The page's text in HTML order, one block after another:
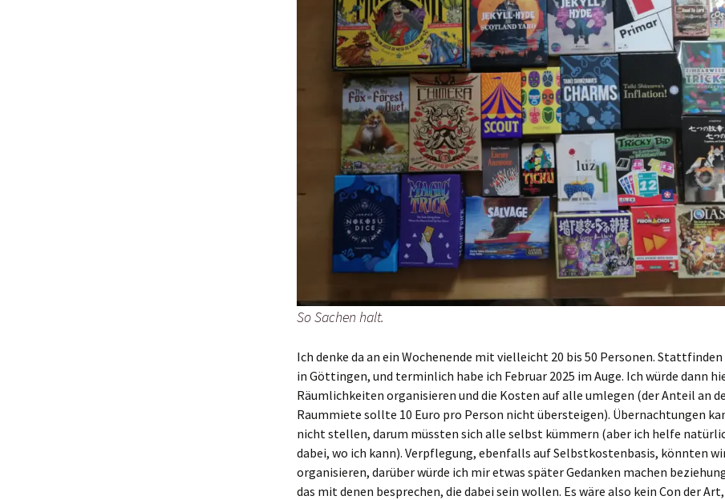
Verlagsliste Uruguay
Verlagsliste Venezuela
So Sachen halt.
Ich denke da an ein Wochenende mit vielleicht 20 bis 50 Personen. Stattfinden
in Göttingen, und terminlich habe ich Februar 2025 im Auge. Ich würde dann
Räumlichkeiten organisieren und die Kosten auf alle umlegen (der Anteil an
Raummiete sollte 10 Euro pro Person nicht übersteigen). Übernachtungen
nicht stellen, darum müssten sich alle selbst kümmern (aber ich helfe
dabei, wo ich kann). Verpflegung, ebenfalls auf Selbstkostenbasis, könnten
organisieren, darüber würde ich mir etwas später Gedanken machen
das mit denen besprechen, die dabei sein wollen. Es wäre also kein Con der